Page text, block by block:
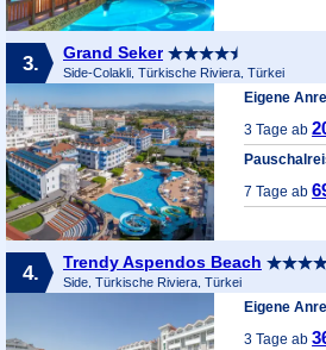
3. Grand Seker
Side-Colakli, Türkische Riviera, Türkei
Eigene
3 Tage ab
7 Tage ab
4. Trendy Aspendos Beach
Side, Türkische Riviera, Türkei
Eigene
3 Tage ab